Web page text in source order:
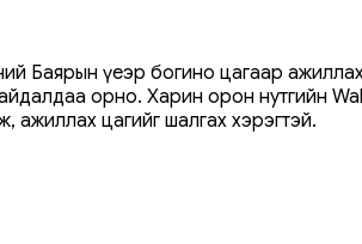
Баярын үеэр богино цагаар
орно. Харин орон нутгийн
цагийг шалгах хэрэгтэй.